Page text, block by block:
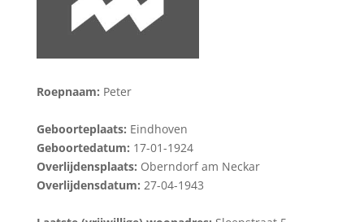
Roepnaam: Peter
Geboorteplaats: Eindhoven
Geboortedatum: 17-01-1924
Overlijdensplaats: Oberndorf am Neckar
Overlijdensdatum: 27-04-1943